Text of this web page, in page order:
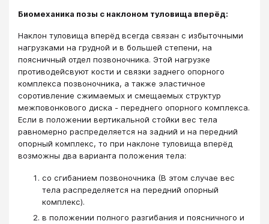
Биомеханика позы с наклоном туловища вперёд:
Наклон туловища вперёд всегда связан с избыточными
нагрузками на грудной и в большей степени, на
поясничный отдел позвоночника. Этой нагрузке
противодейсвуют кости и связки заднего опорного
комплекса позвоночника, а также эластичное
соротивление сжимаемых и смещаемых структур
межповонкового диска - переднего опорного комплекса.
Если в положении вертикальной стойки вес тела
равномерно распределяется на задний и на передний
опорный комплекс, то при наклоне туловища вперёд
возможны два варианта положения тела:
со сгибанием позвоночника (В этом случае вес
тела распределяется на передний опорный
комплекс).
в положении полного разгибания и поясничного и